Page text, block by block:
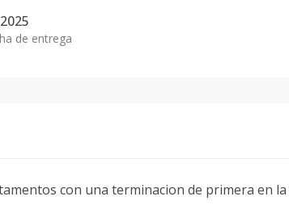
de entrega
con una terminacion de primera en